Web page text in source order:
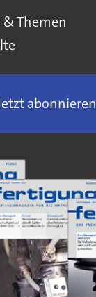
Themen
abonnieren